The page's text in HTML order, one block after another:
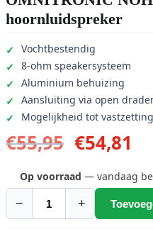
hoornluidspreker
Vochtbestendig
8-ohm speakersysteem
Aluminium behuizing
Aansluiting via open
Mogelijkheid tot
€55,95
was:
€55,95.
€54,81
is:
Op voorraad — vandaag
−
OMNITRONIC
+